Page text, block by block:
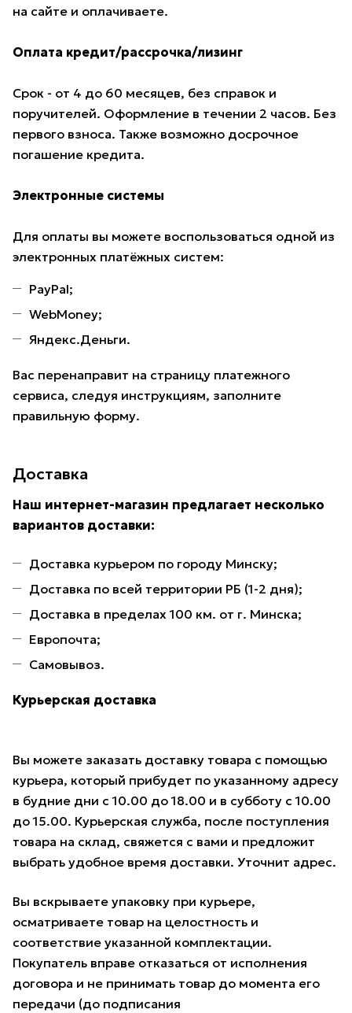
на сайте и оплачиваете.
Оплата кредит/рассрочка/лизинг
Срок - от 4 до 60 месяцев, без справок и
поручителей. Оформление в течении 2 часов. Без
первого взноса. Также возможно досрочное
погашение кредита.
Электронные системы
Для оплаты вы можете воспользоваться одной из
электронных платёжных систем:
PayPal;
WebMoney;
Яндекс.Деньги.
Вас перенаправит на страницу платежного
сервиса, следуя инструкциям, заполните
правильную форму.
Доставка
Наш интернет-магазин предлагает несколько
вариантов доставки:
Доставка курьером по городу Минску;
Доставка по всей территории РБ (1-2 дня);
Доставка в пределах 100 км. от г. Минска;
Европочта;
Самовывоз.
Курьерская доставка
Вы можете заказать доставку товара с помощью
курьера, который прибудет по указанному адресу
в будние дни с 10.00 до 18.00 и в субботу с 10.00
до 15.00. Курьерская служба, после поступления
товара на склад, свяжется с вами и предложит
выбрать удобное время доставки. Уточнит адрес.
Вы вскрываете упаковку при курьере,
осматриваете товар на целостность и
соответствие указанной комплектации.
Покупатель вправе отказаться от исполнения
договора и не принимать товар до момента его
передачи (до подписания